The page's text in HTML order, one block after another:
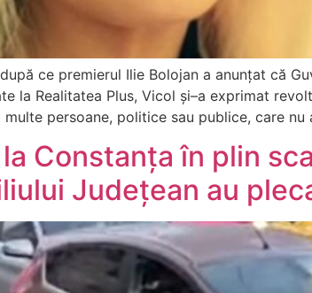
ce premierul Ilie Bolojan a anunțat că
la Realitatea Plus, Vicol și–a exprimat
persoane, politice sau publice, care
Constanța în plin
Județean au